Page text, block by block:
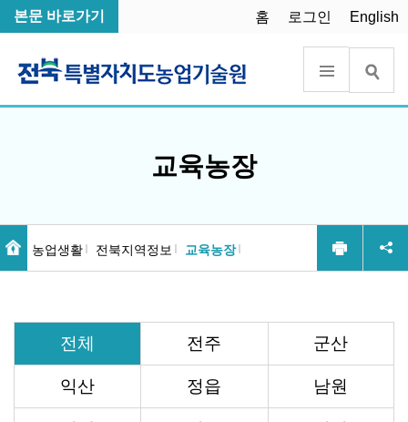
본문 바로가기 홈 로그인 English
교육농장
농업생활 전북지역정보 교육농장
전체 전주 군산
익산 정읍 남원